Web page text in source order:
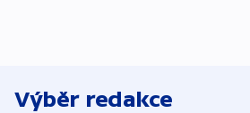
Výběr redakce